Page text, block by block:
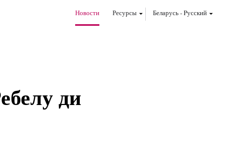
Новости Ресурсы Беларусь-Pусский
ди